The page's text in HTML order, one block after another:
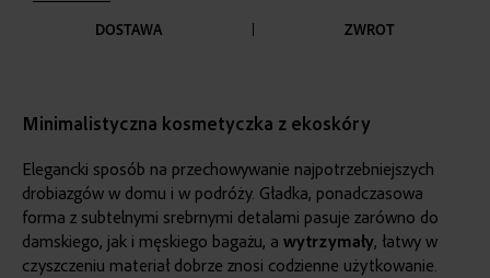
DOSTAWA ZWROT
Minimalistyczna kosmetyczka z ekoskóry
Elegancki sposób na przechowywanie najpotrzebniejszych
drobiazgów w domu i w podróży. Gładka, ponadczasowa
forma z subtelnymi srebrnymi detalami pasuje zarówno do
damskiego, jak i męskiego bagażu, a wytrzymały, łatwy w
czyszczeniu materiał dobrze znosi codzienne użytkowanie.